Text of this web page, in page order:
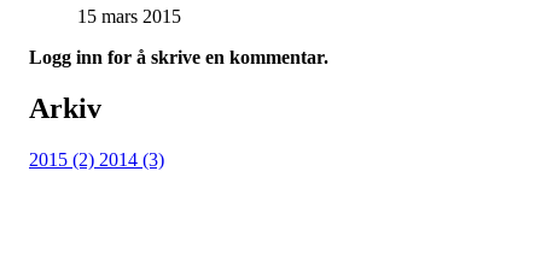
15 mars 2015
Logg inn for å skrive en kommentar.
Arkiv
2015 (2) 2014 (3)